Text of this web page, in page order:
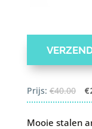
Prijs: €40.00 €
Mooie stalen